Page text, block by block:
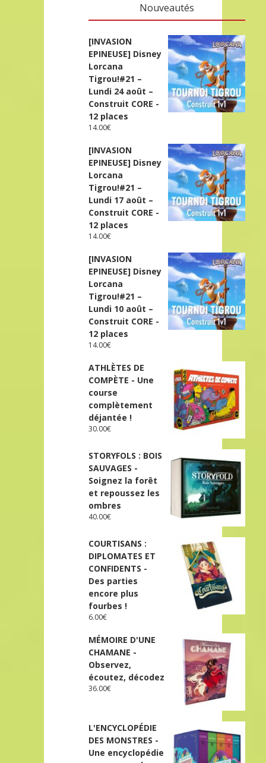
Nouveautés
[INVASION
EPINEUSE] Disney
Lorcana
Tigrou!#21 –
Lundi 24 août –
Construit CORE -
12 places
14.00€
[INVASION
EPINEUSE] Disney
Lorcana
Tigrou!#21 –
Lundi 17 août –
Construit CORE -
12 places
14.00€
[INVASION
EPINEUSE] Disney
Lorcana
Tigrou!#21 –
Lundi 10 août –
Construit CORE -
12 places
14.00€
ATHLÈTES DE
COMPÈTE - Une
course
complètement
déjantée !
30.00€
STORYFOLS : BOIS
SAUVAGES -
Soignez la forêt
et repoussez les
ombres
40.00€
COURTISANS :
DIPLOMATES ET
CONFIDENTS -
Des parties
encore plus
fourbes !
6.00€
MÉMOIRE D'UNE
CHAMANE -
Observez,
écoutez, décodez
36.00€
L'ENCYCLOPÉDIE
DES MONSTRES -
Une encyclopédie